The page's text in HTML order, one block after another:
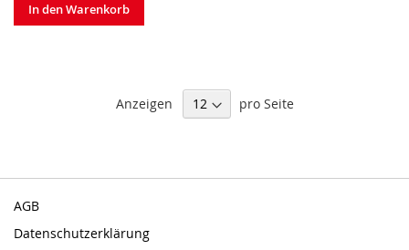
In den Warenkorb
Anzeigen pro Seite
AGB
Datenschutzerklärung